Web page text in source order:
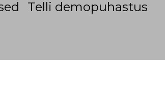
Telli demopuhastus